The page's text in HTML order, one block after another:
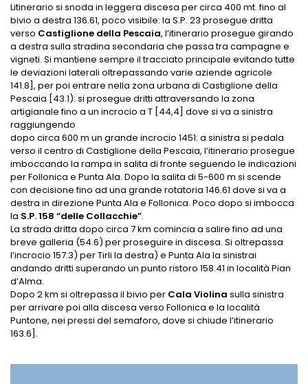
Litinerario si snoda in leggera discesa per circa 400 mt. fino al
bivio a destra 136.61, poco visibile: la S.P. 23 prosegue dritta
verso Castiglione della Pescaia, l’itinerario prosegue girando
a destra sulla stradina secondaria che passa tra campagne e
vigneti. Si mantiene sempre il tracciato principale evitando tutte
le deviazioni laterali oltrepassando varie aziende agricole
141.8], per poi entrare nella zona urbana di Castiglione della
Pescaia [43.1): si prosegue dritti attraversando la zona
artigianale fino a un incrocio a T [44,4] dove si va a sinistra
raggiungendo
dopo circa 600 m un grande incrocio 1451: a sinistra si pedala
verso il centro di Castiglione della Pescaia, l’itinerario prosegue
imboccando la rampa in salita di fronte seguendo le indicazioni
per Follonica e Punta Ala. Dopo la salita di 5-600 m si scende
con decisione fino ad una grande rotatoria 146.61 dove si va a
destra in direzione Punta Ala e Follonica. Poco dopo si imbocca
la S.P. 158 “delle Collacchie”.
La strada dritta dopo circa 7 km comincia a salire fino ad una
breve galleria (54.6) per proseguire in discesa. Si oltrepassa
l’incrocio 157.3) per Tirli la destra) e Punta Ala la sinistrai
andando dritti superando un punto ristoro 158.41 in località Pian
d’Alma.
Dopo 2 km si oltrepassa il bivio per Cala Violina sulla sinistra
per arrivare poi alla discesa verso Follonica e la località
Puntone, nei pressi del semaforo, dove si chiude l’itinerario
163.6].